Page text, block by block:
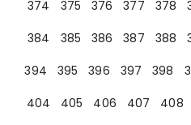
374
375 376 377 378
384
385 386 387 388
394
395 396 397 398
404
405 406 407 408